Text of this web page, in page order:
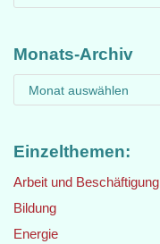
Monats-Archiv
Einzelthemen:
Arbeit und Beschäftigung
Bildung
Energie